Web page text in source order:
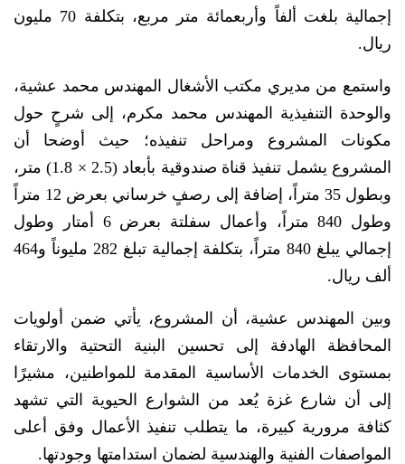
إجمالية بلغت ألفاً وأربعمائة متر مربع، بتكلفة 70 مليون
ريال.
واستمع من مديري مكتب الأشغال المهندس محمد عشية،
والوحدة التنفيذية المهندس محمد مكرم، إلى شرحٍ حول
مكونات المشروع ومراحل تنفيذه؛ حيث أوضحا أن
المشروع يشمل تنفيذ قناة صندوقية بأبعاد (2.5 × 1.8) متر،
وبطول 35 متراً، إضافة إلى رصفٍ خرساني بعرض 12 متراً
وطول 840 متراً، وأعمال سفلتة بعرض 6 أمتار وطول
إجمالي يبلغ 840 متراً، بتكلفة إجمالية تبلغ 282 مليوناً و464
ألف ريال.
وبين المهندس عشية، أن المشروع، يأتي ضمن أولويات
المحافظة الهادفة إلى تحسين البنية التحتية والارتقاء
بمستوى الخدمات الأساسية المقدمة للمواطنين، مشيرًا
إلى أن شارع غزة يُعد من الشوارع الحيوية التي تشهد
كثافة مرورية كبيرة، ما يتطلب تنفيذ الأعمال وفق أعلى
المواصفات الفنية والهندسية لضمان استدامتها وجودتها.